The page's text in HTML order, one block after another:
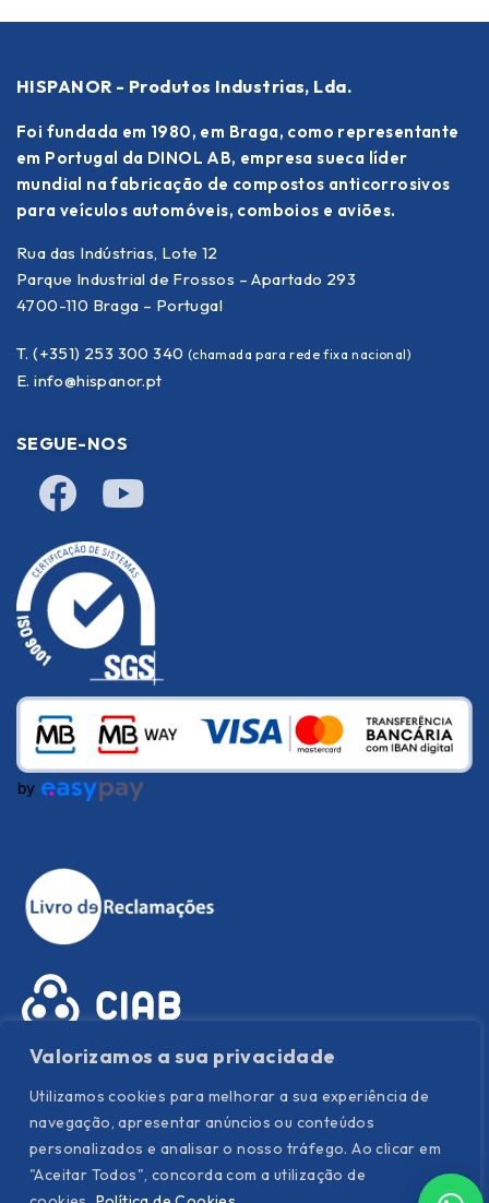
Valorizamos a sua privacidade
Utilizamos cookies para melhorar a sua experiência de
navegação, apresentar anúncios ou conteúdos
personalizados e analisar o nosso tráfego. Ao clicar em
"Aceitar Todos", concorda com a utilização de
HISPANOR - Produtos Industrias, Lda.
Foi fundada em 1980, em Braga, como representante
em Portugal da DINOL AB, empresa sueca líder
mundial na fabricação de compostos anticorrosivos
para veículos automóveis, comboios e aviões.
Rua das Indústrias, Lote 12
Parque Industrial de Frossos – Apartado 293
4700-110 Braga – Portugal
T. (+351) 253 300 340 (chamada para rede fixa nacional)
E. info@hispanor.pt
SEGUE-NOS
Política de Privacidade|Política de Cookies |
Termos e